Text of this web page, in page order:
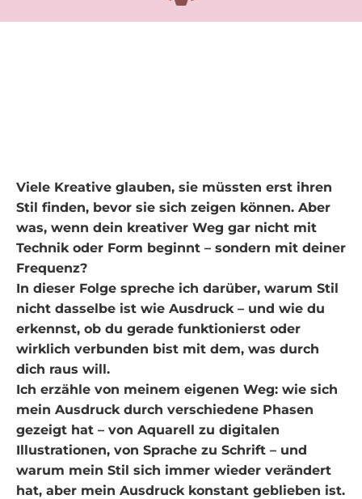
Viele Kreative glauben, sie müssten erst ihren
Stil finden, bevor sie sich zeigen können. Aber
was, wenn dein kreativer Weg gar nicht mit
Technik oder Form beginnt – sondern mit deiner
Frequenz?
In dieser Folge spreche ich darüber, warum Stil
nicht dasselbe ist wie Ausdruck – und wie du
erkennst, ob du gerade funktionierst oder
wirklich verbunden bist mit dem, was durch
dich raus will.
Ich erzähle von meinem eigenen Weg: wie sich
mein Ausdruck durch verschiedene Phasen
gezeigt hat – von Aquarell zu digitalen
Illustrationen, von Sprache zu Schrift – und
warum mein Stil sich immer wieder verändert
hat, aber mein Ausdruck konstant geblieben ist.